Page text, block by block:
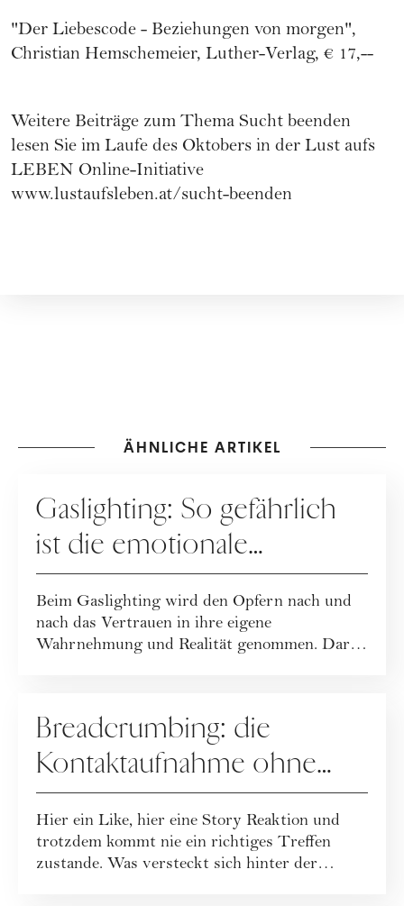
"Der Liebescode - Beziehungen von morgen",
Christian Hemschemeier, Luther-Verlag, € 17,--
Weitere Beiträge zum Thema Sucht beenden
lesen Sie im Laufe des Oktobers in der Lust aufs
LEBEN Online-Initiative
www.lustaufsleben.at/sucht-beenden
ÄHNLICHE ARTIKEL
Gaslighting: So gefährlich
ist die emotionale
Manipulation
Beim Gaslighting wird den Opfern nach und
nach das Vertrauen in ihre eigene
Wahrnehmung und Realität genommen. Daran
Breadcrumbing: die
Kontaktaufnahme ohne
ernsthaftes Interesse
Hier ein Like, hier eine Story Reaktion und
trotzdem kommt nie ein richtiges Treffen
zustande. Was versteckt sich hinter der